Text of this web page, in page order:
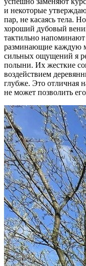
и некоторые
пар, не касаясь тела.
хороший дубовый
тактильно
разминающие каждую
сильных ощущений я
полыни. Их жесткие
воздействием
глубже. Это отличная
не может позволить